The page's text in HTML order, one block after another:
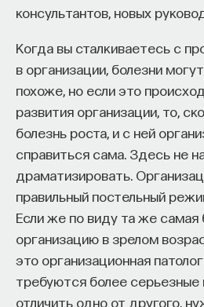
консультантов, новых
Когда вы сталкиваетесь с
в организации, болезни
похоже, но если это
развития организации, то,
болезнь роста, и с ней
справиться сама. Здесь не
драматизировать.
правильный постельный
Если же по виду та же самая
организацию в зрелом
это организационная
требуются более
отличить одно от другого,
редактор ПостНауки
220 публикаций
ИСКУССТВЕННЫЙ ИНТЕЛЛЕКТ
АКАДЕМИЧЕСКАЯ СРЕДА
НЕЙРОСЕТЕВЫЕ АРХИТЕКТУРЫ